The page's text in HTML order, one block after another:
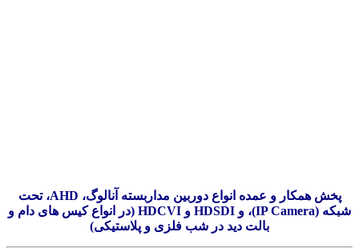
پخش همکار و عمده انواع دوربین مداربسته آنالوگ، AHD، تحت
شبکه (IP Camera)، و HDSDI و HDCVI (در انواع کیس های دام و
بالت دید در شب فلزی و پلاستیکی)